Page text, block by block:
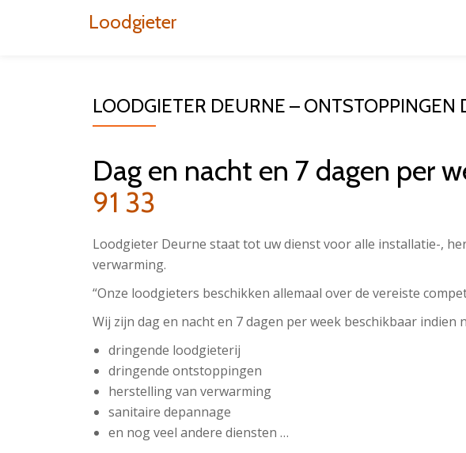
Loodgieter
LOODGIETER DEURNE – ONTSTOPPINGEN
Dag en nacht en 7 dagen per
91 33
Loodgieter Deurne staat tot uw dienst voor alle installatie-,
verwarming.
“Onze loodgieters beschikken allemaal over de vereiste
Wij zijn dag en nacht en 7 dagen per week beschikbaar indien
dringende loodgieterij
dringende ontstoppingen
herstelling van verwarming
sanitaire depannage
en nog veel andere diensten …